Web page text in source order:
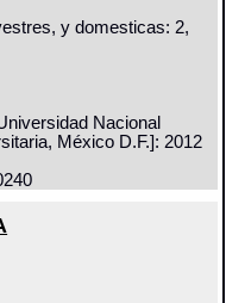
y domesticas: 2,
Nacional
México D.F.]: 2012